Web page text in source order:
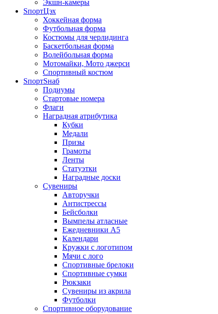
Экшн-камеры
SпортЦэх
Хоккейная форма
Футбольная форма
Костюмы для черлидинга
Баскетбольная форма
Волейбольная форма
Мотомайки, Мото джерси
Спортивный костюм
SпортSнаб
Подиумы
Стартовые номера
Флаги
Наградная атрибутика
Кубки
Медали
Призы
Грамоты
Ленты
Статуэтки
Наградные доски
Сувениры
Авторучки
Антистрессы
Бейсболки
Вымпелы атласные
Ежедневники А5
Календари
Кружки с логотипом
Мячи с лого
Спортивные брелоки
Спортивные сумки
Рюкзаки
Сувениры из акрила
Футболки
Спортивное оборудование